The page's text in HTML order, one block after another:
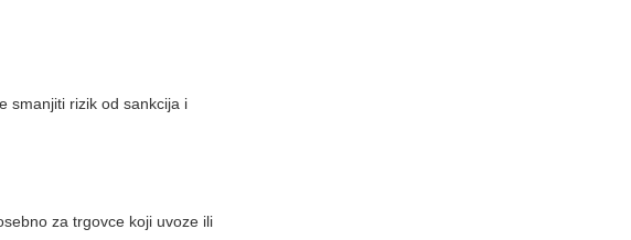
smanjiti rizik od sankcija i
za trgovce koji uvoze ili